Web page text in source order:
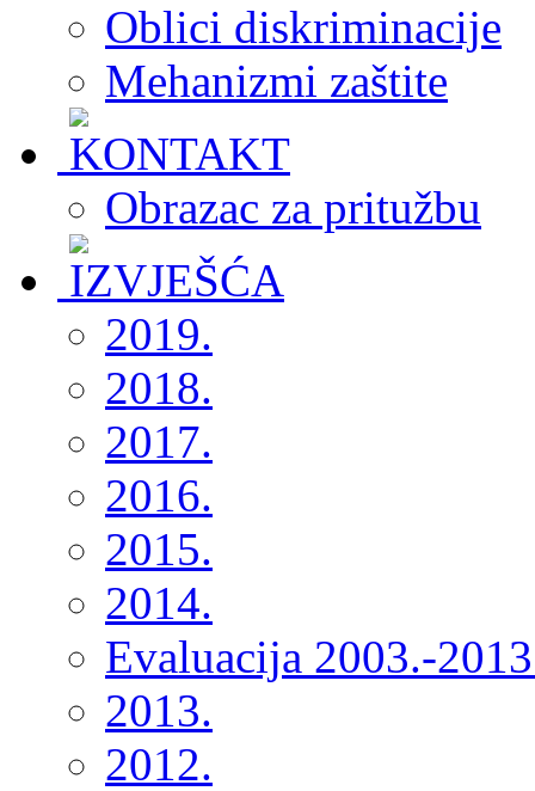
Oblici diskriminacije
Mehanizmi zaštite
Obrazac za pritužbu
2019.
2018.
2017.
2016.
2015.
2014.
Evaluacija 2003.-
2013.
2012.